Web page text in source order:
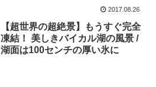
2017.08.26
【超世界の超絶景】もうすぐ完全
凍結！ 美しきバイカル湖の風景 /
湖面は100センチの厚い氷に